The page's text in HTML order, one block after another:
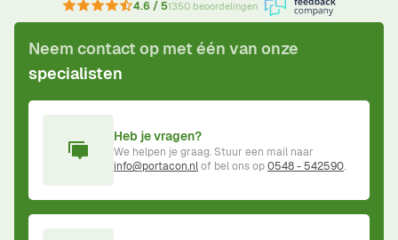
4.6 / 51350 beoordelingen
Neem contact op met één van onze
specialisten
Heb je vragen?
We helpen je graag. Stuur een mail naar
info@portacon.nlof bel ons op0548 - 542590.